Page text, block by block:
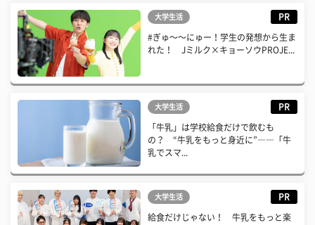
大学生活 PR
#ぎゅ〜〜にゅー！学生の発想から生ま
れた！ Jミルク×キョーソウPROJE...
大学生活 PR
「牛乳」は学校給食だけで飲むも
の？ “牛乳をもっと身近に”――「牛
乳でスマ...
大学生活 PR
給食だけじゃない！ 牛乳をもっと楽